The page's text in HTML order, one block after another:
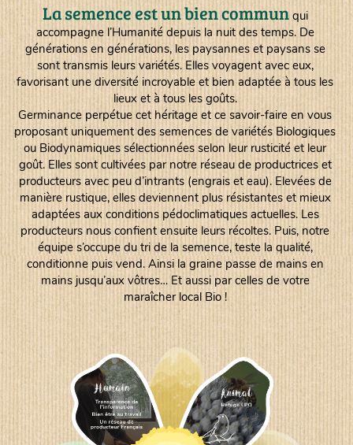
La semence est un bien commun qui
accompagne l’Humanité depuis la nuit des temps. De
générations en générations, les paysannes et paysans se
sont transmis leurs variétés. Elles voyagent avec eux,
favorisant une diversité incroyable et bien adaptée à tous les
lieux et à tous les goûts.
Germinance perpétue cet héritage et ce savoir-faire en vous
proposant uniquement des semences de variétés Biologiques
ou Biodynamiques sélectionnées selon leur rusticité et leur
goût. Elles sont cultivées par notre réseau de productrices et
producteurs avec peu d’intrants (engrais et eau). Elevées de
manière rustique, elles deviennent plus résistantes et mieux
adaptées aux conditions pédoclimatiques actuelles. Les
producteurs nous confient ensuite leurs récoltes. Puis, notre
équipe s’occupe du tri de la semence, teste la qualité,
conditionne puis vend. Ainsi la graine passe de mains en
mains jusqu’aux vôtres… Et aussi par celles de votre
maraîcher local Bio !